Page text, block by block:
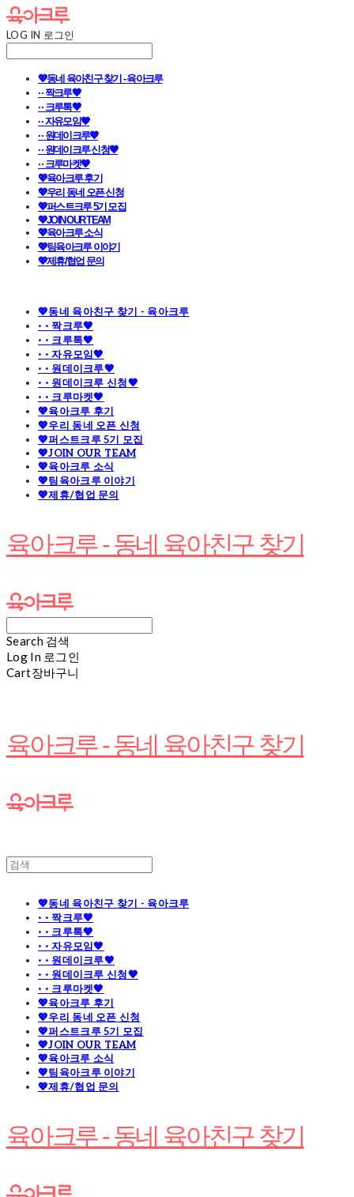
LOG IN 로그인
💖동네 육아친구 찾기 - 육아크루
· · 짝크루🧡
· · 크루톡🧡
· · 자유모임🧡
· · 원데이크루🧡
· · 원데이크루 신청🧡
· · 크루마켓🧡
💖육아크루 후기
💖우리 동네 오픈 신청
💖퍼스트크루 5기 모집
💖JOIN OUR TEAM
💖육아크루 소식
💖팀육아크루 이야기
💖제휴/협업 문의
💖동네 육아친구 찾기 - 육아크루
· · 짝크루🧡
· · 크루톡🧡
· · 자유모임🧡
· · 원데이크루🧡
· · 원데이크루 신청🧡
· · 크루마켓🧡
💖육아크루 후기
💖우리 동네 오픈 신청
💖퍼스트크루 5기 모집
💖JOIN OUR TEAM
💖육아크루 소식
💖팀육아크루 이야기
💖제휴/협업 문의
육아크루 - 동네 육아친구 찾기
Search 검색
Log In 로그인
Cart장바구니
육아크루 - 동네 육아친구 찾기
💖동네 육아친구 찾기 - 육아크루
· · 짝크루🧡
· · 크루톡🧡
· · 자유모임🧡
· · 원데이크루🧡
· · 원데이크루 신청🧡
· · 크루마켓🧡
💖육아크루 후기
💖우리 동네 오픈 신청
💖퍼스트크루 5기 모집
💖JOIN OUR TEAM
💖육아크루 소식
💖팀육아크루 이야기
💖제휴/협업 문의
육아크루 - 동네 육아친구 찾기